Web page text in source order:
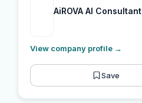
AiROVA AI Consultant
View company profile →
Save